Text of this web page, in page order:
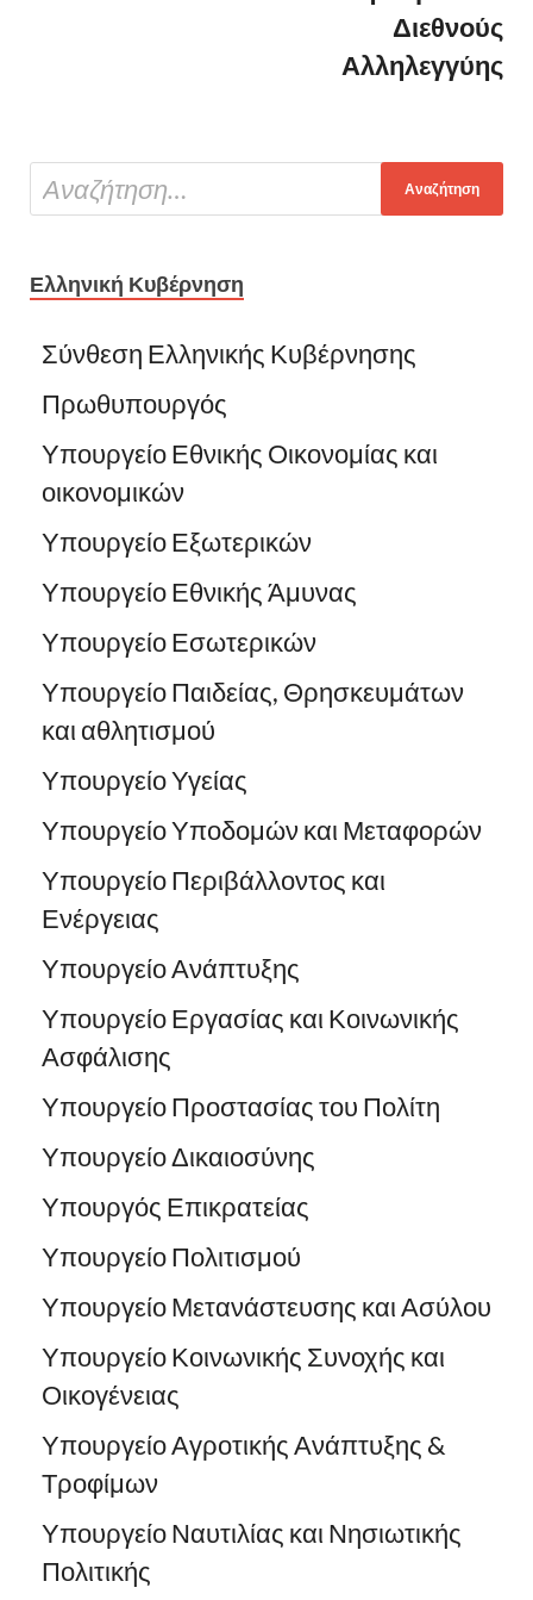
Διεθνούς
Αλληλεγγύης
Ελληνική Κυβέρνηση
Σύνθεση Ελληνικής Κυβέρνησης
Πρωθυπουργός
Υπουργείο Εθνικής Οικονομίας και
οικονομικών
Υπουργείο Εξωτερικών
Υπουργείο Εθνικής Άμυνας
Υπουργείο Εσωτερικών
Υπουργείο Παιδείας, Θρησκευμάτων
και αθλητισμού
Υπουργείο Υγείας
Υπουργείο Υποδομών και Μεταφορών
Υπουργείο Περιβάλλοντος και
Ενέργειας
Υπουργείο Ανάπτυξης
Υπουργείο Εργασίας και Κοινωνικής
Ασφάλισης
Υπουργείο Προστασίας του Πολίτη
Υπουργείο Δικαιοσύνης
Υπουργός Επικρατείας
Υπουργείο Πολιτισμού
Υπουργείο Μετανάστευσης και Ασύλου
Υπουργείο Κοινωνικής Συνοχής και
Οικογένειας
Υπουργείο Αγροτικής Ανάπτυξης &
Τροφίμων
Υπουργείο Ναυτιλίας και Νησιωτικής
Πολιτικής